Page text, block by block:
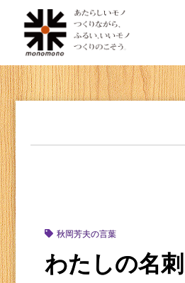
秋岡芳夫の言葉
わたしの名刺